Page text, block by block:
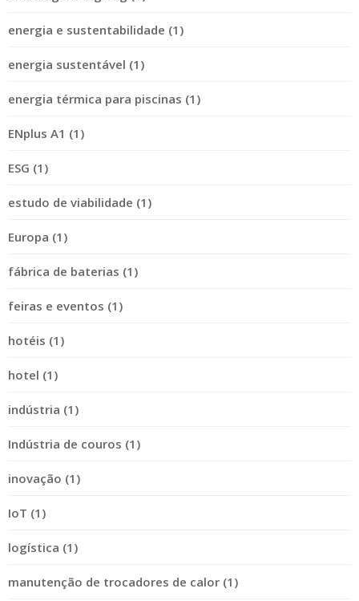
energia e sustentabilidade (1)
energia sustentável (1)
energia térmica para piscinas (1)
ENplus A1 (1)
ESG (1)
estudo de viabilidade (1)
Europa (1)
fábrica de baterias (1)
feiras e eventos (1)
hotéis (1)
hotel (1)
indústria (1)
Indústria de couros (1)
inovação (1)
IoT (1)
logística (1)
manutenção de trocadores de calor (1)